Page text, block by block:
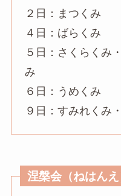
２日：まつくみ
４日：ばらくみ
５日：さくらくみ
み
６日：うめくみ
９日：すみれくみ
涅槃会（ねはんえ